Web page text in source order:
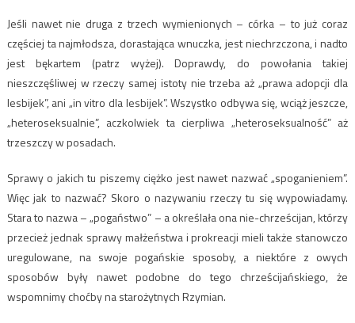
Jeśli nawet nie druga z trzech wymienionych – córka – to już coraz
częściej ta najmłodsza, dorastająca wnuczka, jest niechrzczona, i nadto
jest bękartem (patrz wyżej). Doprawdy, do powołania takiej
nieszczęśliwej w rzeczy samej istoty nie trzeba aż „prawa adopcji dla
lesbijek”, ani „in vitro dla lesbijek”. Wszystko odbywa się, wciąż jeszcze,
„heteroseksualnie”, aczkolwiek ta cierpliwa „heteroseksualność” aż
trzeszczy w posadach.
Sprawy o jakich tu piszemy ciężko jest nawet nazwać „spoganieniem”.
Więc jak to nazwać? Skoro o nazywaniu rzeczy tu się wypowiadamy.
Stara to nazwa – „pogaństwo” – a określała ona nie-chrześcijan, którzy
przecież jednak sprawy małżeństwa i prokreacji mieli także stanowczo
uregulowane, na swoje pogańskie sposoby, a niektóre z owych
sposobów były nawet podobne do tego chrześcijańskiego, że
wspomnimy choćby na starożytnych Rzymian.